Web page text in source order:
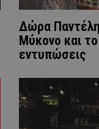
Δώρα
Μύκονο και
εντυπώσεις